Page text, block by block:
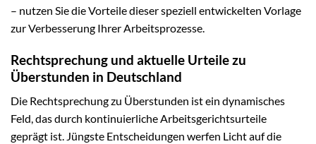
– nutzen Sie die Vorteile dieser speziell entwickelten Vorlage
zur Verbesserung Ihrer Arbeitsprozesse.
Rechtsprechung und aktuelle Urteile zu
Überstunden in Deutschland
Die Rechtsprechung zu Überstunden ist ein dynamisches
Feld, das durch kontinuierliche Arbeitsgerichtsurteile
geprägt ist. Jüngste Entscheidungen werfen Licht auf die